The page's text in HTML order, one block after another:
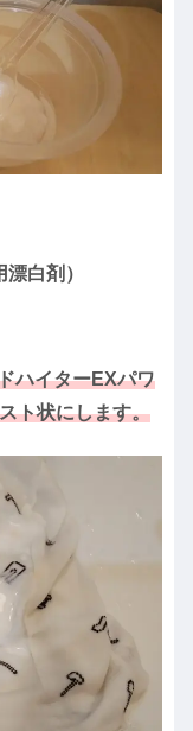
白剤）
ハイターEXパワ
ト状にします。